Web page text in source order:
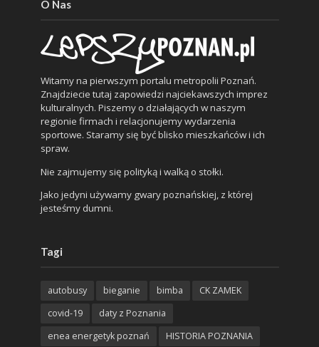
O Nas
Witamy na pierwszym portalu metropolii Poznań.
Znajdziecie tutaj zapowiedzi najciekawszych imprez
kulturalnych. Piszemy o działających w naszym
regionie firmach i relacjonujemy wydarzenia
sportowe. Staramy się być blisko mieszkańców i ich
spraw.
Nie zajmujemy się polityką i walką o stołki.
Jako jedyni używamy gwary poznańskiej, z której
jesteśmy dumni.
Tagi
autobusy bieganie bimba
CK ZAMEK
covid-19
daty z Poznania
enea energetyk poznań
HISTORIA POZNANIA